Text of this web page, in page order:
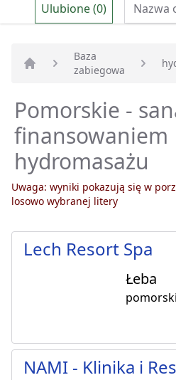
Ulubione (0)
Strona główna
Baza
zabiegowa
Pomorskie -
finansowaniem
hydromasażu
Uwaga: wyniki pokazują się w
losowo wybranej litery
Lech Resort Spa
Łeba
NAMI - Klinika i